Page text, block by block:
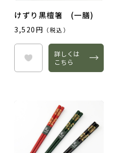
けずり黒檀箸 (一膳)
3,520円 （税込）
詳しくは
こちら